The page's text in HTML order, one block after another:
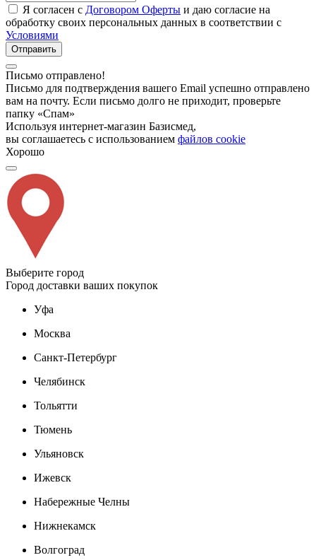
Я согласен с Договором Оферты и даю согласие на
обработку своих персональных данных в соответствии с
Условиями
Отправить
Письмо отправлено!
Письмо для подтверждения вашего Email успешно отправлено
вам на почту. Если письмо долго не приходит, проверьте
папку «Спам»
Используя интернет-магазин Базисмед,
вы соглашаетесь с использованием файлов cookie
Хорошо
Выберите город
Город доставки ваших покупок
Уфа
Москва
Санкт-Петербург
Челябинск
Тольятти
Тюмень
Ульяновск
Ижевск
Набережные Челны
Нижнекамск
Волгоград